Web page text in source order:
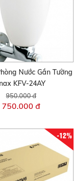
Nước Gắn Tường
KFV-24AY
950.000 đ
750.000 đ
-12%